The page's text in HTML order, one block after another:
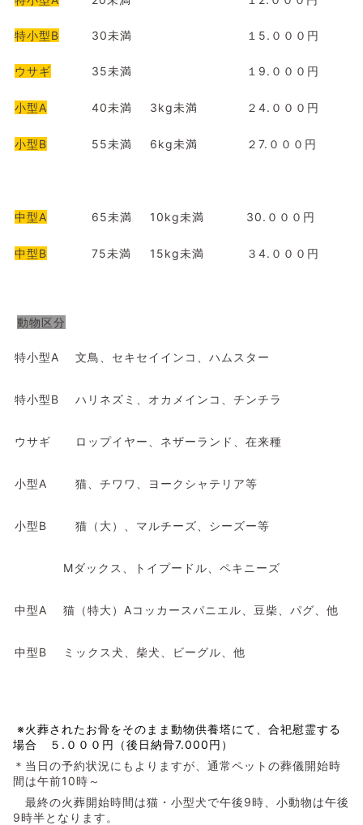
特小型B 30未満 １5.０００円
ウサギ 35未満 １9.０００円
小型A 40未満 3kg未満 ２4.０００円
小型B 55未満 6kg未満 ２7.０００円
中型A 65未満 10kg未満 30.０００円
中型B 75未満 15kg未満 ３4.０００円
動物区分
特小型A 文鳥、セキセイインコ、ハムスター
特小型B ハリネズミ、オカメインコ、チンチラ
ウサギ ロップイヤー、ネザーランド、在来種
小型A 猫、チワワ、ヨークシャテリア等
小型B 猫（大）、マルチーズ、シーズー等
Mダックス、トイプードル、ペキニーズ
中型A 猫（特大）Aコッカースパニエル、豆柴、パグ、他
中型B ミックス犬、柴犬、ビーグル、他
※火葬されたお骨をそのまま動物供養塔にて、合祀慰霊する
場合 ５.０００円（後日納骨7.000円）
＊当日の予約状況にもよりますが、通常ペットの葬儀開始時
間は午前10時～
最終の火葬開始時間は猫・小型犬で午後9時、小動物は午後
9時半となります。